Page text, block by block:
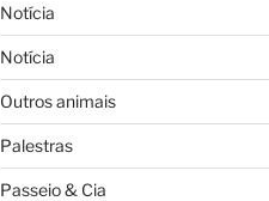
Notícia
Notícia
Outros animais
Palestras
Passeio & Cia